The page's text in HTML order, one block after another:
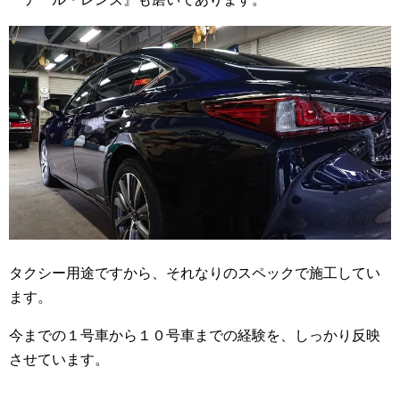
タクシー用途ですから、それなりのスペックで施工してい
ます。
今までの１号車から１０号車までの経験を、しっかり反映
させています。